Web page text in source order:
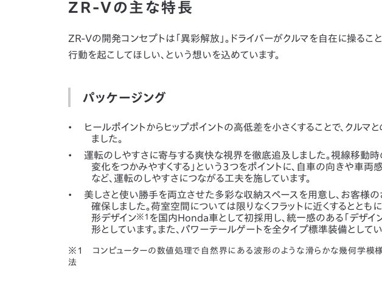
ZR-Vの主な特長
ZR-Vの開発コンセプトは「異彩解放」。ドライバーがクルマを自在に操る
行動を起こしてほしい、という想いを込めています。
パッケージング
ヒールポイントからヒップポイントの高低差を小さくすることで、クル
ました。
運転のしやすさに寄与する爽快な視界を徹底追及しました。視線移動時の
変化をつかみやすくする」という3つをポイントに、自車の向きや車
など、運転のしやすさにつながる工夫を施しています。
美しさと使い勝手を両立させた多彩な収納スペースを用意し、お客様の
確保しました。荷室空間については限りなくフラットに近くするとと
形デザイン※1 を国内Honda車として初採用し、統一感のある「デザイ
形としています。また、パワーテールゲートを全タイプ標準装備としてい
※1 コンピューターの数値処理で自然界にある波形のような滑らかな幾何学模様
法